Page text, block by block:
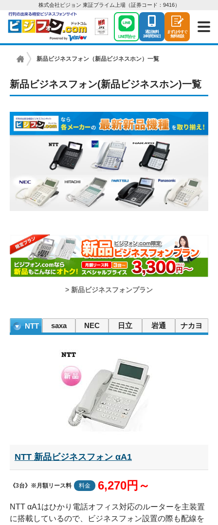
株式会社ビジョン 東証プライム上場（証券コード：9416）
LINE問合せ
通話無料
24時間365日
まずは今すぐ
無料相談
ビ
ネ
ス
ォ
ン
フ
ォ
ト
コ
ム】
新品ビジネスフォン（新品ビジネスホン）一覧
新品ビジネスフォン(新品ビジネスホン)一覧
> 新品ビジネスフォンプラン
NTT saxa NEC 日立 岩通 ナカヨ
NTT 新品ビジネスフォン αA1
《3台》※月額リース料 料金 6,270円～
NTT αA1はひかり電話オフィス対応のルーターを主装置
に搭載しているので、ビジネスフォン設置の際も配線を